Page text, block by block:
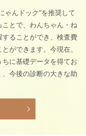
ゃんドック”を推奨して
とで、わんちゃん・ね
ることができ、検査費
ができます。今現在、
に基礎データを得てお
今後の診断の大きな助